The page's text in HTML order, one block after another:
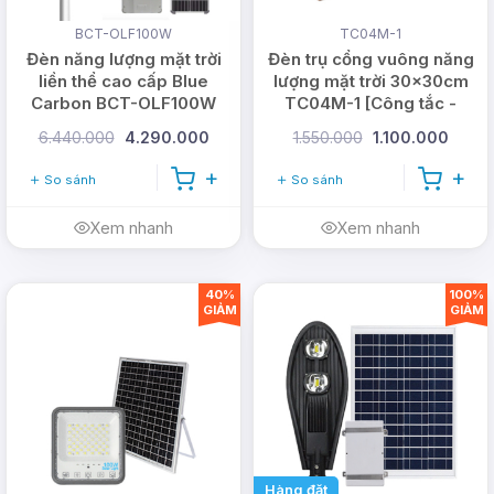
DMT solar.
LIÊN HỆ NGAY
0978.126.123ĐỂ
NHẬN ƯU ĐÃI DÀNH CHO
5 KHÁCH HÀNG ĐẦU TIÊN
TRONG THÁNG NÀY NHÉ!
Vì sao chọn DMT Solar?
Các thiết bị sử dụng năng lượng mặt trời của DMT
Solar đạt tiêu chí về chất lượng, thương hiệu uy tín
trên thị trường là sự lựa chọn hàng đầu của nhiều
khách hàng, với khả năng cung cấp sản phẩm số
BCT-OLF100W
Đèn năng lượng mặt trời
liền thể cao cấp Blue
Carbon BCT-OLF100W
6.440.000 4.290.000
So sánh
Xem nhanh
TC04M-1
Đèn trụ cổng vuông năng
lượng mặt trời 30x30cm
TC04M-1 [Công tắc -
1.550.000 1.100.000
So sánh
Xem nhanh
40%
GIẢM
Hàng đặt
100%
GIẢM